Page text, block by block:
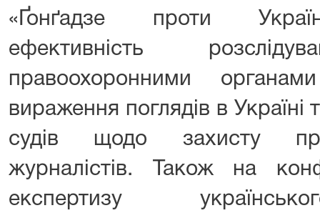
«Ґонґадзе проти
ефективність
правоохоронними
вираження поглядів в Україні
судів щодо захисту
журналістів. Також на
експертизу